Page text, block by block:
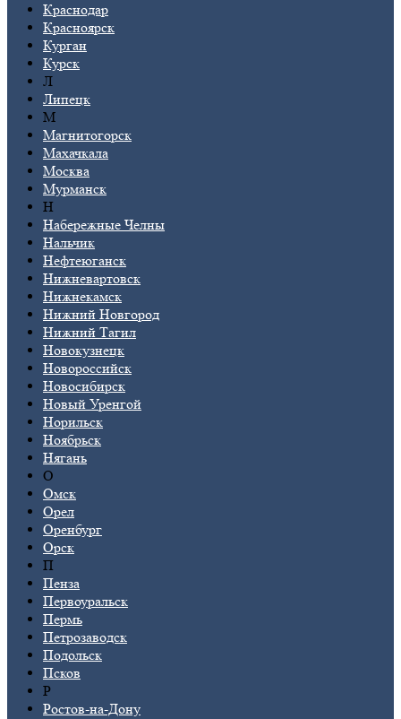
Краснодар
Красноярск
Курган
Курск
Л
Липецк
М
Магнитогорск
Махачкала
Москва
Мурманск
Н
Набережные Челны
Нальчик
Нефтеюганск
Нижневартовск
Нижнекамск
Нижний Новгород
Нижний Тагил
Новокузнецк
Новороссийск
Новосибирск
Новый Уренгой
Норильск
Ноябрьск
Нягань
О
Омск
Орел
Оренбург
Орск
П
Пенза
Первоуральск
Пермь
Петрозаводск
Подольск
Псков
Р
Ростов-на-Дону